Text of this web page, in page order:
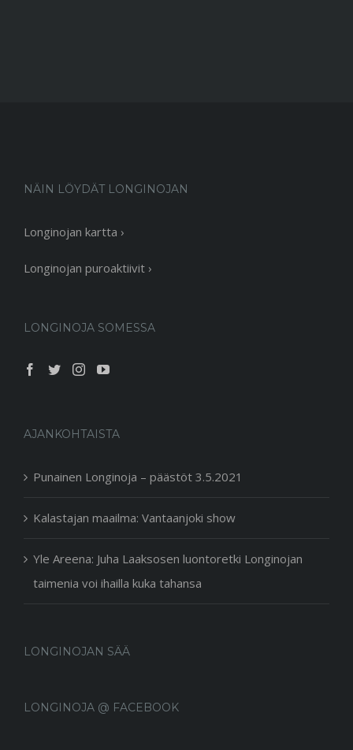
NÄIN LÖYDÄT LONGINOJAN
Longinojan kartta ›
Longinojan puroaktiivit ›
LONGINOJA SOMESSA
AJANKOHTAISTA
Punainen Longinoja – päästöt 3.5.2021
Kalastajan maailma: Vantaanjoki show
Yle Areena: Juha Laaksosen luontoretki Longinojan
taimenia voi ihailla kuka tahansa
LONGINOJAN SÄÄ
LONGINOJA @ FACEBOOK